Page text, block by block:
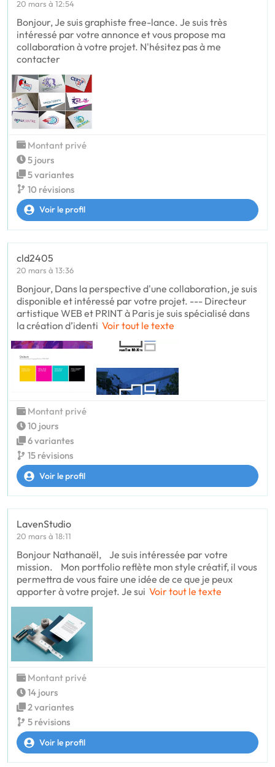
20 mars à 12:54
Bonjour, Je suis graphiste free-lance. Je suis très
intéressé par votre annonce et vous propose ma
collaboration à votre projet. N'hésitez pas à me
contacter
Montant privé
5 jours
5 variantes
10 révisions
Voir le profil
cld2405
20 mars à 13:36
Bonjour, Dans la perspective d'une collaboration, je suis
disponible et intéressé par votre projet. --- Directeur
artistique WEB et PRINT à Paris je suis spécialisé dans
la création d’identi Voir tout le texte
Montant privé
10 jours
6 variantes
15 révisions
Voir le profil
LavenStudio
20 mars à 18:11
Bonjour Nathanaël, Je suis intéressée par votre
mission. Mon portfolio reflète mon style créatif, il vous
permettra de vous faire une idée de ce que je peux
apporter à votre projet. Je sui Voir tout le texte
Montant privé
14 jours
2 variantes
5 révisions
Voir le profil